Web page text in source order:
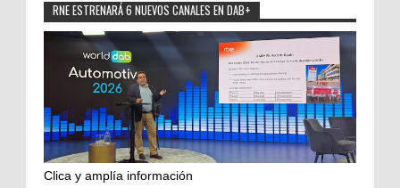
RNE ESTRENARÁ 6 NUEVOS CANALES EN DAB+
Clica y amplía información